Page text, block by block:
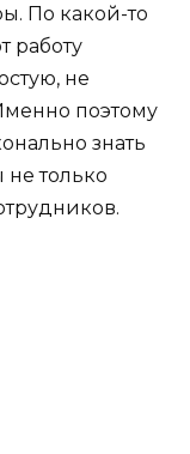
По какой-то
работу
не
поэтому
знать
не только